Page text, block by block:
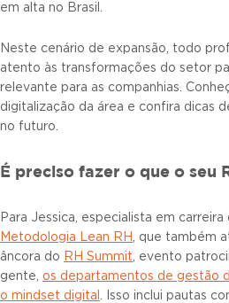
em alta no Brasil.
Neste cenário de expansão, todo
atento às transformações do setor
relevante para as companhias.
digitalização da área e confira dicas
no futuro.
É preciso fazer o que o seu
Para Jessica, especialista em
Metodologia Lean RH
, que também
âncora do RH Summit , evento
gente, os departamentos de gestão
o mindset digital
. Isso inclui pautas